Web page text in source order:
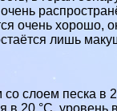
очень хорошо,
лишь
слоем песка в
в 20 °С, уровень